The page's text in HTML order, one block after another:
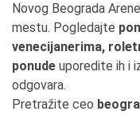
Novog Beograda
mestu. Pogledajte
venecijanerima,
ponude uporedite ih i
odgovara.
Pretražite ceo